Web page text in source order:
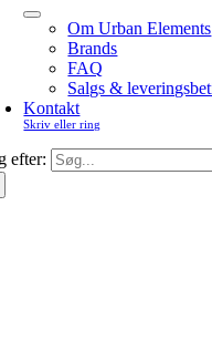
Om Urban Elements
Brands
FAQ
Salgs &
Kontakt
Skriv eller ring
efter: